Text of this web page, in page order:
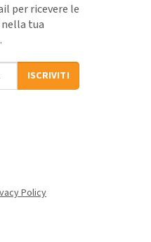
per ricevere le
tua
ISCRIVITI
Policy